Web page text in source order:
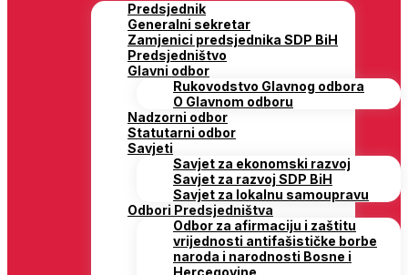
Predsjednik
Generalni sekretar
Zamjenici predsjednika SDP BiH
Predsjedništvo
Glavni odbor
Rukovodstvo Glavnog odbora
O Glavnom odboru
Nadzorni odbor
Statutarni odbor
Savjeti
Savjet za ekonomski razvoj
Savjet za razvoj SDP BiH
Savjet za lokalnu samoupravu
Odbori Predsjedništva
Odbor za afirmaciju i zaštitu
vrijednosti antifašističke borbe
naroda i narodnosti Bosne i
Hercegovine